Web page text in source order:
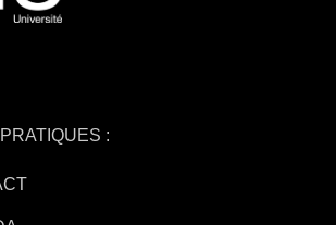
PRATIQUES :